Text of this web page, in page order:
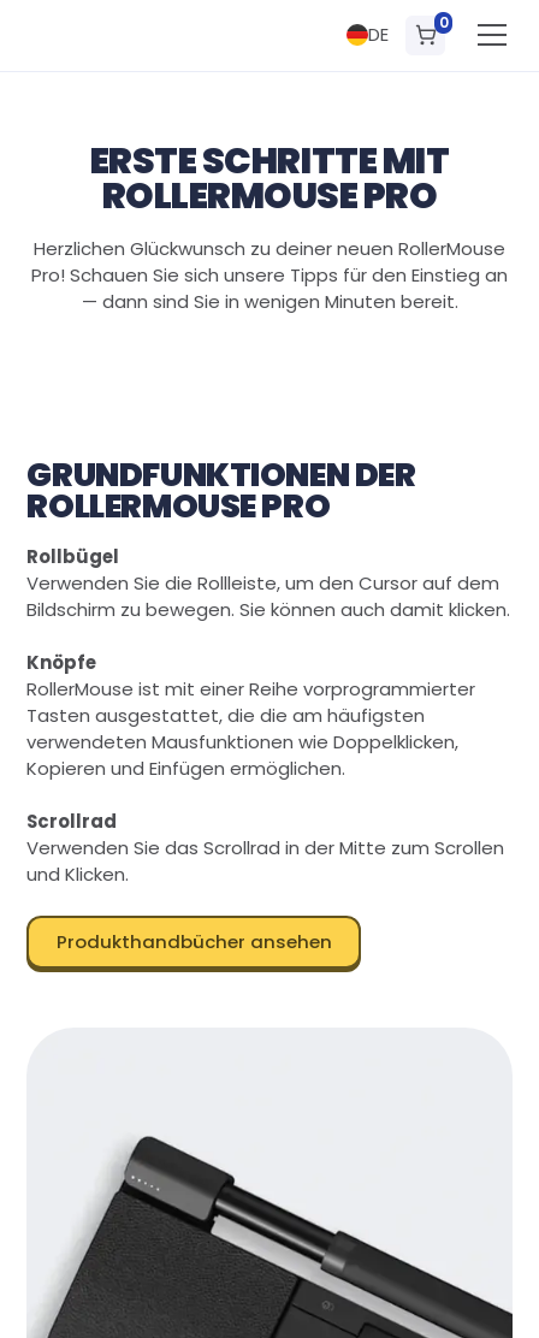
DE 0
ERSTE SCHRITTE MIT
ROLLERMOUSE PRO
Herzlichen Glückwunsch zu deiner neuen RollerMouse
Pro! Schauen Sie sich unsere Tipps für den Einstieg an
— dann sind Sie in wenigen Minuten bereit.
GRUNDFUNKTIONEN DER
ROLLERMOUSE PRO
Rollbügel
Verwenden Sie die Rollleiste, um den Cursor auf dem
Bildschirm zu bewegen. Sie können auch damit klicken.
Knöpfe
RollerMouse ist mit einer Reihe vorprogrammierter
Tasten ausgestattet, die die am häufigsten
verwendeten Mausfunktionen wie Doppelklicken,
Kopieren und Einfügen ermöglichen.
Scrollrad
Verwenden Sie das Scrollrad in der Mitte zum Scrollen
und Klicken.
Produkthandbücher ansehen